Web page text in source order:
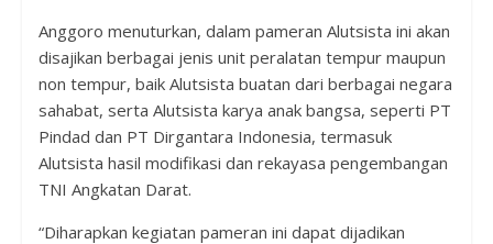
Anggoro menuturkan, dalam pameran Alutsista ini akan
disajikan berbagai jenis unit peralatan tempur maupun
non tempur, baik Alutsista buatan dari berbagai negara
sahabat, serta Alutsista karya anak bangsa, seperti PT
Pindad dan PT Dirgantara Indonesia, termasuk
Alutsista hasil modifikasi dan rekayasa pengembangan
TNI Angkatan Darat.
“Diharapkan kegiatan pameran ini dapat dijadikan